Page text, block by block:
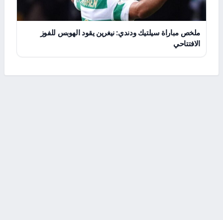
ملخص مباراة سيلتيك ودندي: نيغرين يقود الهوبس للفوز
الافتتاحي